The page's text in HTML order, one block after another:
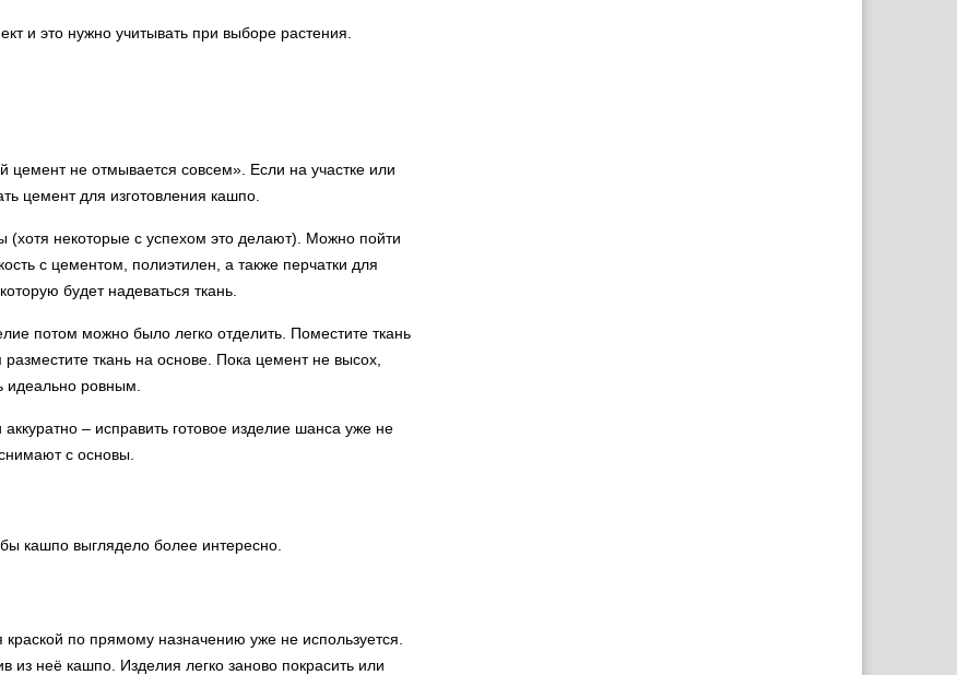
и это нужно учитывать при выборе растения.
цемент не отмывается совсем». Если на участке или
цемент для изготовления кашпо.
некоторые с успехом это делают). Можно пойти
с цементом, полиэтилен, а также перчатки для
будет надеваться ткань.
потом можно было легко отделить. Поместите ткань
ткань на основе. Пока цемент не высох,
идеально ровным.
– исправить готовое изделие шанса уже не
с основы.
кашпо выглядело более интересно.
по прямому назначению уже не используется.
из неё кашпо. Изделия легко заново покрасить или